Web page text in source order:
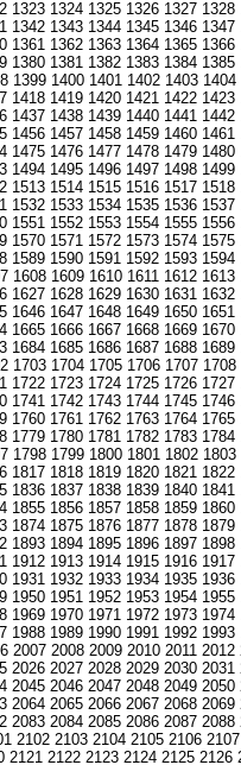
1323 1324 1325 1326 1327 1328
1342 1343 1344 1345 1346 1347
1361 1362 1363 1364 1365 1366
1380 1381 1382 1383 1384 1385
1399 1400 1401 1402 1403 1404
1418 1419 1420 1421 1422 1423
1437 1438 1439 1440 1441 1442
1456 1457 1458 1459 1460 1461
1475 1476 1477 1478 1479 1480
1494 1495 1496 1497 1498 1499
1513 1514 1515 1516 1517 1518
1532 1533 1534 1535 1536 1537
1551 1552 1553 1554 1555 1556
1570 1571 1572 1573 1574 1575
1589 1590 1591 1592 1593 1594
1608 1609 1610 1611 1612 1613
1627 1628 1629 1630 1631 1632
1646 1647 1648 1649 1650 1651
1665 1666 1667 1668 1669 1670
1684 1685 1686 1687 1688 1689
1703 1704 1705 1706 1707 1708
1722 1723 1724 1725 1726 1727
1741 1742 1743 1744 1745 1746
1760 1761 1762 1763 1764 1765
1779 1780 1781 1782 1783 1784
1798 1799 1800 1801 1802 1803
1817 1818 1819 1820 1821 1822
1836 1837 1838 1839 1840 1841
1855 1856 1857 1858 1859 1860
1874 1875 1876 1877 1878 1879
1893 1894 1895 1896 1897 1898
1912 1913 1914 1915 1916 1917
1931 1932 1933 1934 1935 1936
1950 1951 1952 1953 1954 1955
1969 1970 1971 1972 1973 1974
1988 1989 1990 1991 1992 1993
2007 2008 2009 2010 2011 2012
2026 2027 2028 2029 2030 2031
2045 2046 2047 2048 2049 2050
2064 2065 2066 2067 2068 2069
2083 2084 2085 2086 2087 2088
2102 2103 2104 2105 2106 2107
2121 2122 2123 2124 2125 2126